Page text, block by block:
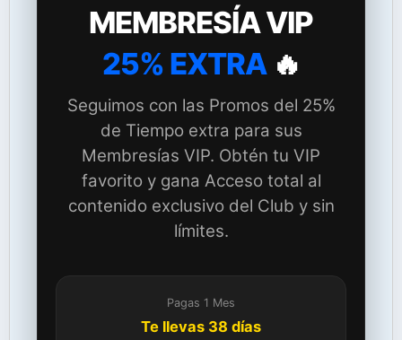
MEMBRESÍA VIP
25% EXTRA🔥
Seguimos con las Promos del 25%
de Tiempo extra para sus
Membresías VIP. Obtén tu VIP
favorito y gana Acceso total al
contenido exclusivo del Club y sin
límites.
Pagas 1 Mes
Te llevas 38 días